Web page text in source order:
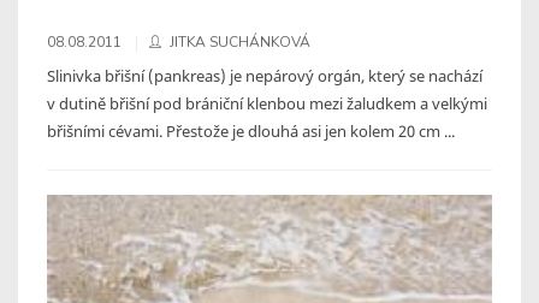
08.08.2011 JITKA SUCHÁNKOVÁ
Slinivka břišní (pankreas) je nepárový orgán, který se nachází
v dutině břišní pod brániční klenbou mezi žaludkem a velkými
břišními cévami. Přestože je dlouhá asi jen kolem 20 cm ...